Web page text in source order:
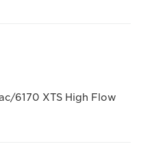
6170 XTS High Flow